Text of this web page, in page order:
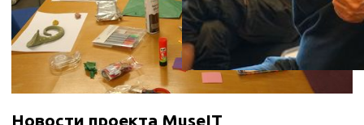
Новости проекта MuseIT